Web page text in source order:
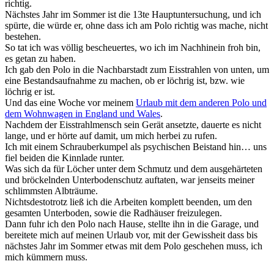
richtig.
Nächstes Jahr im Sommer ist die 13te Hauptuntersuchung, und ich
spürte, die würde er, ohne dass ich am Polo richtig was mache, nicht
bestehen.
So tat ich was völlig bescheuertes, wo ich im Nachhinein froh bin,
es getan zu haben.
Ich gab den Polo in die Nachbarstadt zum Eisstrahlen von unten, um
eine Bestandsaufnahme zu machen, ob er löchrig ist, bzw. wie
löchrig er ist.
Und das eine Woche vor meinem Urlaub mit dem anderen Polo und
dem Wohnwagen in England und Wales.
Nachdem der Eisstrahlmensch sein Gerät ansetzte, dauerte es nicht
lange, und er hörte auf damit, um mich herbei zu rufen.
Ich mit einem Schrauberkumpel als psychischen Beistand hin… uns
fiel beiden die Kinnlade runter.
Was sich da für Löcher unter dem Schmutz und dem ausgehärteten
und bröckelnden Unterbodenschutz auftaten, war jenseits meiner
schlimmsten Albträume.
Nichtsdestotrotz ließ ich die Arbeiten komplett beenden, um den
gesamten Unterboden, sowie die Radhäuser freizulegen.
Dann fuhr ich den Polo nach Hause, stellte ihn in die Garage, und
bereitete mich auf meinen Urlaub vor, mit der Gewissheit dass bis
nächstes Jahr im Sommer etwas mit dem Polo geschehen muss, ich
mich kümmern muss.